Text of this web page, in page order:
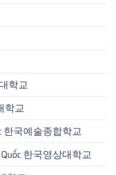
학교
학교
한국예술종합학교
한국영상대학교